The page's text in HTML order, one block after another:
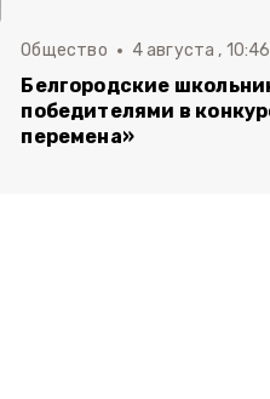
Общество 4 августа , 10:46
Белгородские
победителями в
перемена»